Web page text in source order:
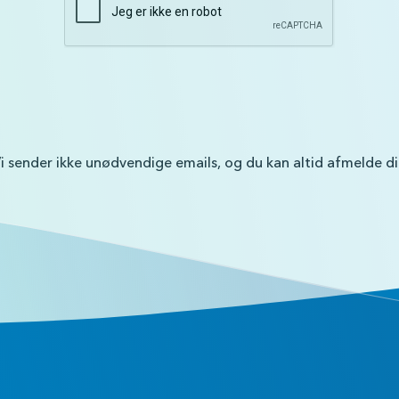
sender ikke unødvendige emails, og du kan altid afmelde